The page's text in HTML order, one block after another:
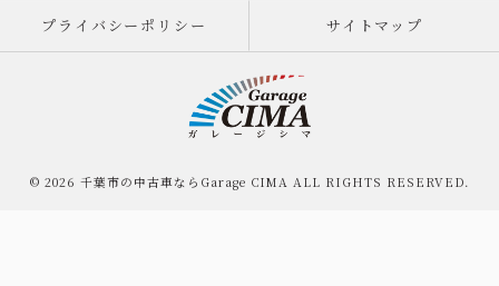
プライバシーポリシー サイトマップ
© 2026 千葉市の中古車ならGarage CIMA ALL RIGHTS RESERVED.